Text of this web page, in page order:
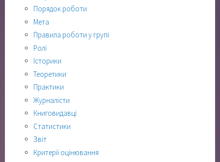
Порядок роботи
Мета
Правила роботи у групі
Ролі
Історики
Теоретики
Практики
Журналісти
Книговидавці
Статистики
Звіт
Критерії оцінювання